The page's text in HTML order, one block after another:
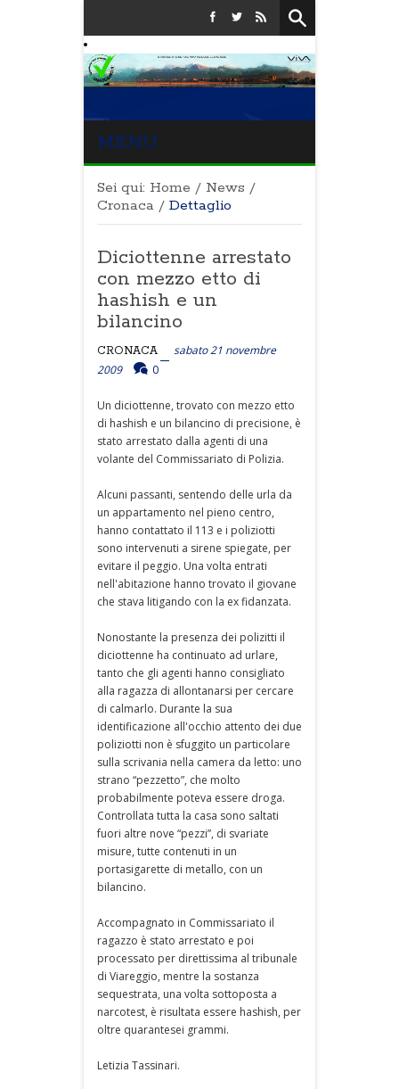
MENU
Sei qui: Home / News /
Cronaca / Dettaglio
Diciottenne arrestato
con mezzo etto di
hashish e un
bilancino
CRONACA
sabato 21 novembre
2009
0
Un diciottenne, trovato con mezzo etto
di hashish e un bilancino di precisione, è
stato arrestato dalla agenti di una
volante del Commissariato di Polizia.
Alcuni passanti, sentendo delle urla da
un appartamento nel pieno centro,
hanno contattato il 113 e i poliziotti
sono intervenuti a sirene spiegate, per
evitare il peggio. Una volta entrati
nell'abitazione hanno trovato il giovane
che stava litigando con la ex fidanzata.
Nonostante la presenza dei polizitti il
diciottenne ha continuato ad urlare,
tanto che gli agenti hanno consigliato
alla ragazza di allontanarsi per cercare
di calmarlo. Durante la sua
identificazione all'occhio attento dei due
poliziotti non è sfuggito un particolare
sulla scrivania nella camera da letto: uno
strano “pezzetto”, che molto
probabilmente poteva essere droga.
Controllata tutta la casa sono saltati
fuori altre nove “pezzi”, di svariate
misure, tutte contenuti in un
portasigarette di metallo, con un
bilancino.
Accompagnato in Commissariato il
ragazzo è stato arrestato e poi
processato per direttissima al tribunale
di Viareggio, mentre la sostanza
sequestrata, una volta sottoposta a
narcotest, è risultata essere hashish, per
oltre quarantesei grammi.
Letizia Tassinari.